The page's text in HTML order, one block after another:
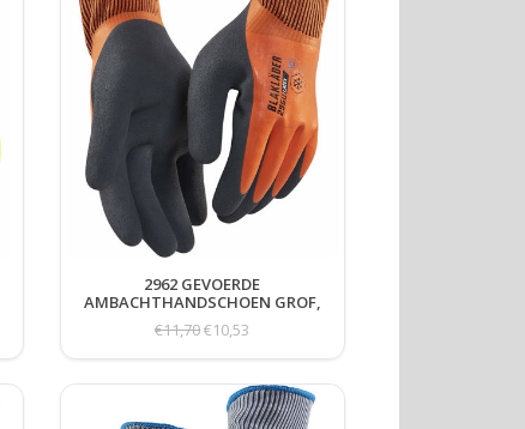
2962 GEVOERDE
AMBACHTHANDSCHOEN GROF,
WATERDICHT
€11,70€10,53